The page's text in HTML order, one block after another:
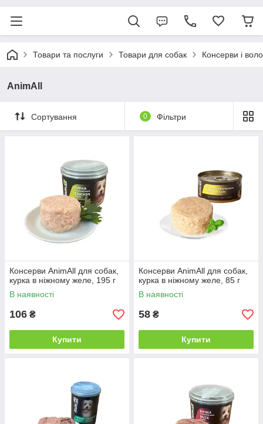
Товари та послуги Товари для собак Консерви і
AnimAll
Сортування 0 Фільтри
Консерви AnimAll для собак,
курка в ніжному желе, 195 г
В наявності
106 ₴
Купити
Консерви AnimAll для собак,
курка в ніжному желе, 85 г
В наявності
58 ₴
Купити